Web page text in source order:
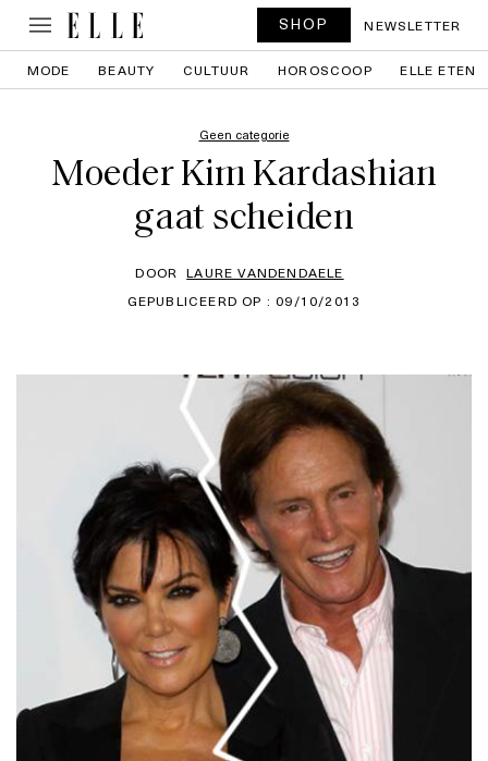
SHOP NEWSLETTER
MODE BEAUTY CULTUUR HOROSCOOP ELLE ETEN
Geen categorie
Moeder Kim Kardashian
gaat scheiden
DOOR LAURE VANDENDAELE
GEPUBLICEERD OP : 09/10/2013